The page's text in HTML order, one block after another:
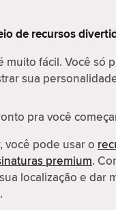
de recursos
muito fácil. Você só
sua
pra você
você pode usar o
premium.
localização e dar